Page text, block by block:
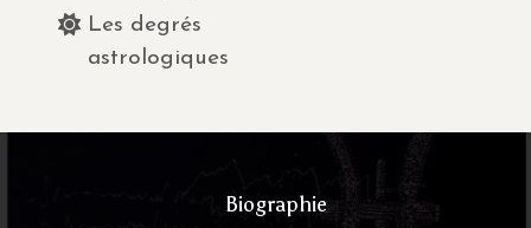
Les degrés
astrologiques
Biographie